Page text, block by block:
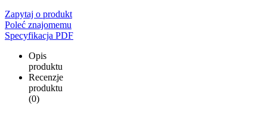
Zapytaj o produkt
Poleć znajomemu
Specyfikacja PDF
Opis
produktu
Recenzje
produktu
(0)